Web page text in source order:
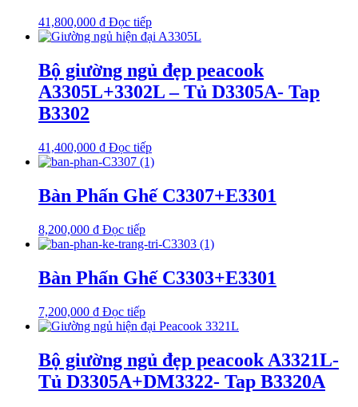
41,800,000 ₫ Đọc tiếp
Bộ giường ngủ đẹp peacook
A3305L+3302L – Tủ D3305A- Tap
B3302
41,400,000 ₫ Đọc tiếp
Bàn Phấn Ghế C3307+E3301
8,200,000 ₫ Đọc tiếp
Bàn Phấn Ghế C3303+E3301
7,200,000 ₫ Đọc tiếp
Bộ giường ngủ đẹp peacook A3321L-
Tủ D3305A+DM3322- Tap B3320A